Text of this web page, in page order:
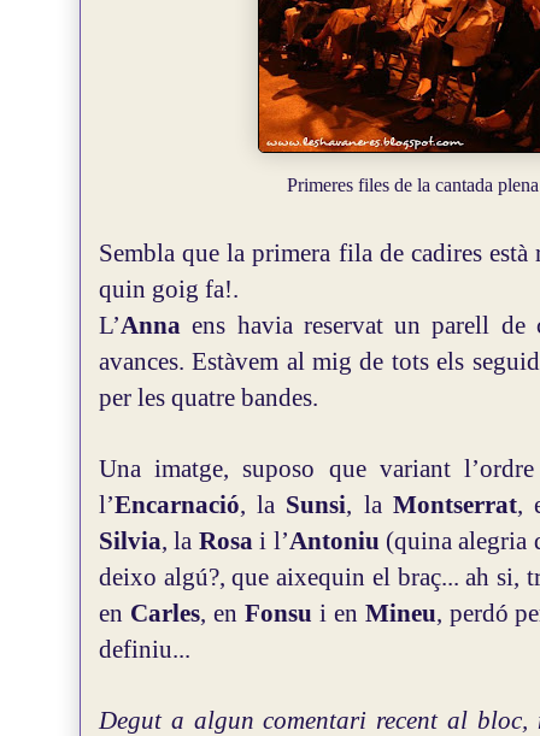
Primeres files de la cantada
Sembla que la primera fila de cadires
quin goig fa!.
L’Annaens havia reservat un parell de
avances. Estàvem al mig de tots els
per les quatre bandes.
Una imatge, suposo que variant
l’Encarnació, la Sunsi, la Montserrat,
Silvia, la Rosai l’Antoniu (quina alegria
deixo algú?, que aixequin el braç... ah si,
en Carles, en Fonsu i en Mineu, perdó
definiu...
Degut a algun comentari recent al bloc,